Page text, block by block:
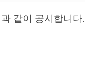
같이 공시합니다.